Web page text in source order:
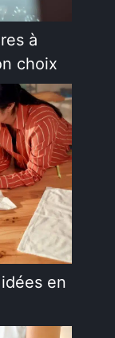
à
choix
en